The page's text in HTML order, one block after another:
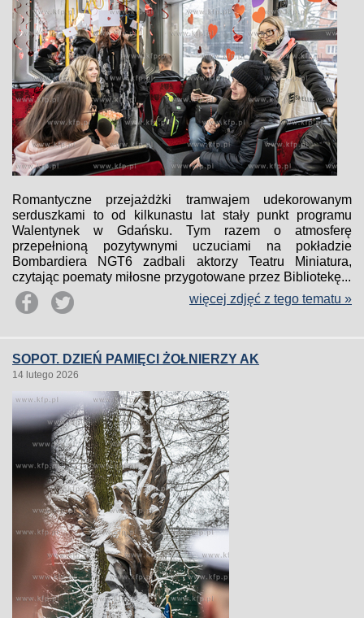
Romantyczne przejażdżki tramwajem udekorowanym
serduszkami to od kilkunastu lat stały punkt programu
Walentynek w Gdańsku. Tym razem o atmosferę
przepełnioną pozytywnymi uczuciami na pokładzie
Bombardiera NGT6 zadbali aktorzy Teatru Miniatura,
czytając poematy miłosne przygotowane przez Bibliotekę...
więcej zdjęć z tego tematu »
SOPOT. DZIEŃ PAMIĘCI ŻOŁNIERZY AK
14 lutego 2026